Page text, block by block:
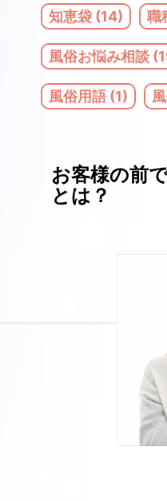
知恵袋 (14) 職
風俗お悩み相談
風俗用語 (1)
お客様の前
とは？